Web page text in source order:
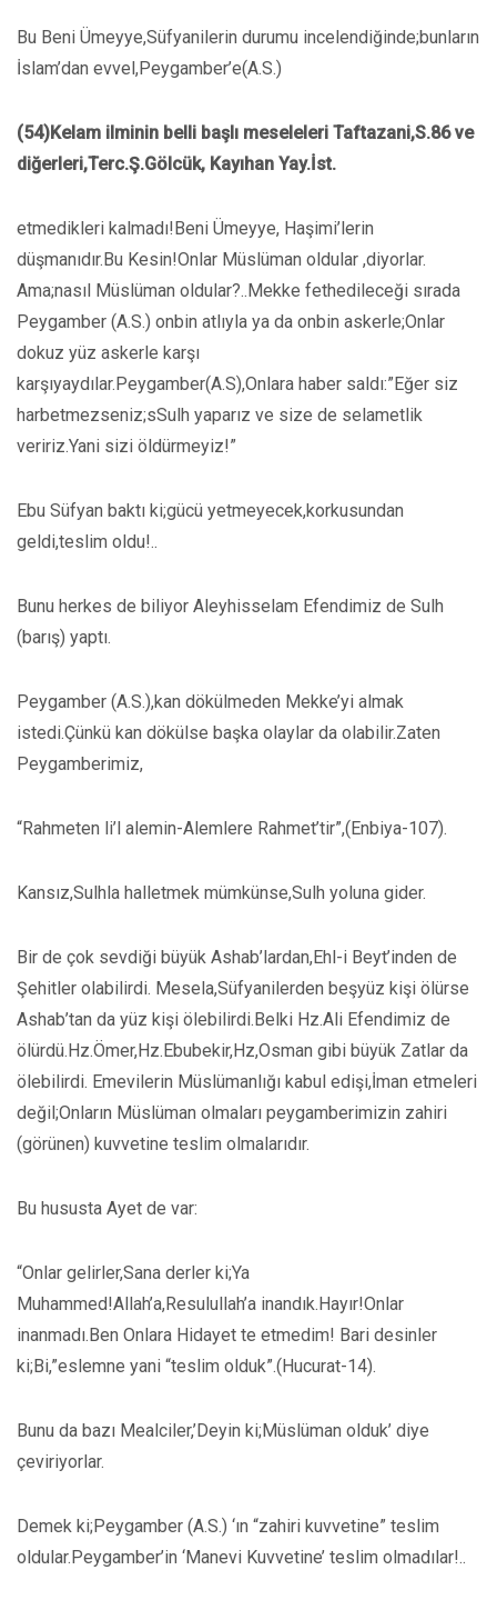
Bu Beni Ümeyye,Süfyanilerin durumu incelendiğinde;bunların
İslam’dan evvel,Peygamber’e(A.S.)
(54)Kelam ilminin belli başlı meseleleri Taftazani,S.86 ve
diğerleri,Terc.Ş.Gölcük, Kayıhan Yay.İst.
etmedikleri kalmadı!Beni Ümeyye, Haşimi’lerin
düşmanıdır.Bu Kesin!Onlar Müslüman oldular ,diyorlar.
Ama;nasıl Müslüman oldular?..Mekke fethedileceği sırada
Peygamber (A.S.) onbin atlıyla ya da onbin askerle;Onlar
dokuz yüz askerle karşı
karşıyaydılar.Peygamber(A.S),Onlara haber saldı:”Eğer siz
harbetmezseniz;sSulh yaparız ve size de selametlik
veririz.Yani sizi öldürmeyiz!”
Ebu Süfyan baktı ki;gücü yetmeyecek,korkusundan
geldi,teslim oldu!..
Bunu herkes de biliyor Aleyhisselam Efendimiz de Sulh
(barış) yaptı.
Peygamber (A.S.),kan dökülmeden Mekke’yi almak
istedi.Çünkü kan dökülse başka olaylar da olabilir.Zaten
Peygamberimiz,
“Rahmeten li’l alemin-Alemlere Rahmet’tir”,(Enbiya-107).
Kansız,Sulhla halletmek mümkünse,Sulh yoluna gider.
Bir de çok sevdiği büyük Ashab’lardan,Ehl-i Beyt’inden de
Şehitler olabilirdi. Mesela,Süfyanilerden beşyüz kişi ölürse
Ashab’tan da yüz kişi ölebilirdi.Belki Hz.Ali Efendimiz de
ölürdü.Hz.Ömer,Hz.Ebubekir,Hz,Osman gibi büyük Zatlar da
ölebilirdi. Emevilerin Müslümanlığı kabul edişi,İman etmeleri
değil;Onların Müslüman olmaları peygamberimizin zahiri
(görünen) kuvvetine teslim olmalarıdır.
Bu hususta Ayet de var:
“Onlar gelirler,Sana derler ki;Ya
Muhammed!Allah’a,Resulullah’a inandık.Hayır!Onlar
inanmadı.Ben Onlara Hidayet te etmedim! Bari desinler
ki;Bi,”eslemne yani “teslim olduk”.(Hucurat-14).
Bunu da bazı Mealciler,’Deyin ki;Müslüman olduk’ diye
çeviriyorlar.
Demek ki;Peygamber (A.S.) ‘ın “zahiri kuvvetine” teslim
oldular.Peygamber’in ‘Manevi Kuvvetine’ teslim olmadılar!..